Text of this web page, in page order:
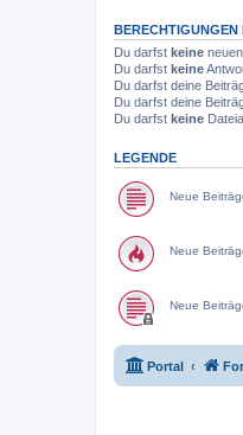
BERECHTIGUNGEN
Du darfst keine
Du darfst keine
Du darfst deine
Du darfst deine
Du darfst keine
LEGENDE
Neue
Neue
Neue
Portal